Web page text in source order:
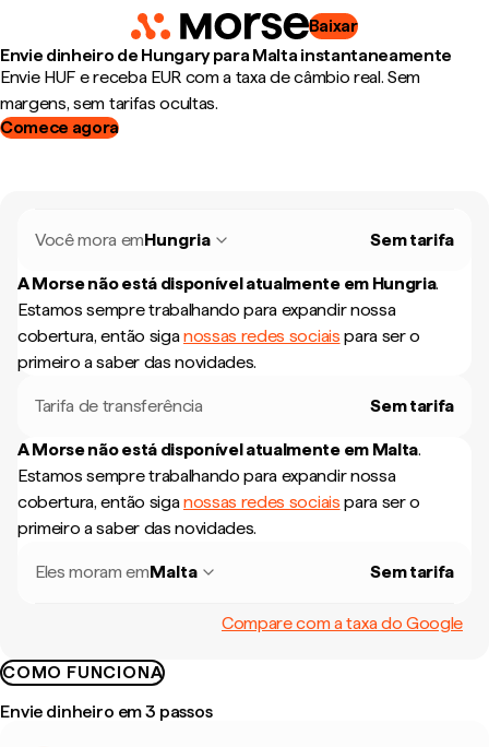
Baixar
Envie dinheiro de Hungary para Malta instantaneamente
Envie HUF e receba EUR com a taxa de câmbio real. Sem
margens, sem tarifas ocultas.
Comece agora
Você mora emHungria Sem tarifa
A Morse não está disponível atualmente em Hungria.
Estamos sempre trabalhando para expandir nossa
cobertura, então siganossas redes sociais para ser o
primeiro a saber das novidades.
Tarifa de transferência Sem tarifa
A Morse não está disponível atualmente em Malta.
Estamos sempre trabalhando para expandir nossa
cobertura, então siganossas redes sociais para ser o
primeiro a saber das novidades.
Eles moram emMalta Sem tarifa
Compare com a taxa do Google
COMO FUNCIONA
Envie dinheiro em 3 passos